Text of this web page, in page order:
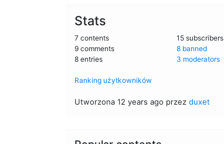
Stats
7 contents
9 comments
8 entries
15 subscribers
8 banned
3 moderators
Ranking użytkowników
Utworzona 12 years ago przez duxet